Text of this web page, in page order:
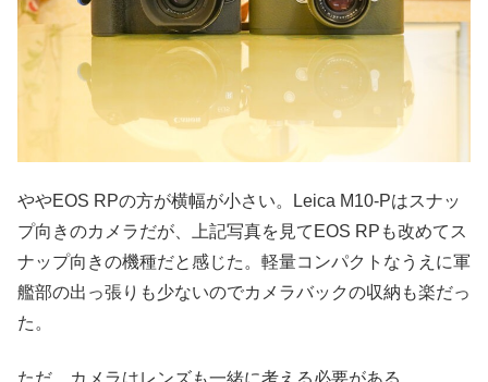
ややEOS RPの方が横幅が小さい。Leica M10-Pはスナッ
プ向きのカメラだが、上記写真を見てEOS RPも改めてス
ナップ向きの機種だと感じた。軽量コンパクトなうえに軍
艦部の出っ張りも少ないのでカメラバックの収納も楽だっ
た。
ただ、カメラはレンズも一緒に考える必要がある。